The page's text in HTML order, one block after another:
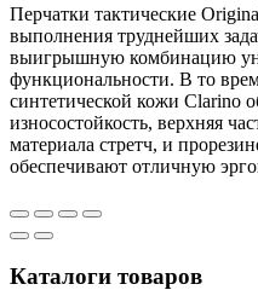
Перчатки тактические
выполнения труднейших
выигрышную комбинацию
функциональности. В то
синтетической кожи Clarino
износостойкость, верхняя
материала стретч, и
обеспечивают отличную
Каталоги товаров